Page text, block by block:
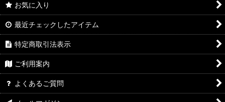
お気に入り
最近チェックしたアイテム
特定商取引法表示
ご利用案内
よくあるご質問